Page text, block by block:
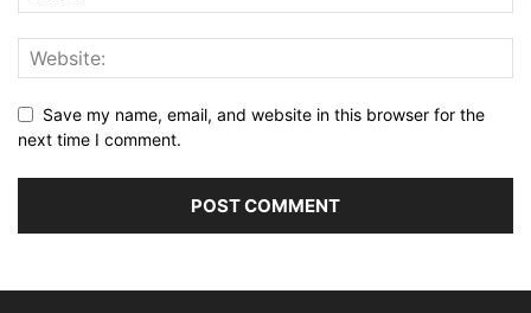
Save my name, email, and website in this browser for the
next time I comment.